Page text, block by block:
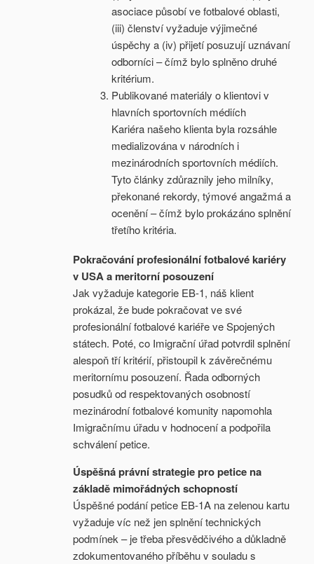
asociace působí ve fotbalové oblasti,
(iii) členství vyžaduje výjimečné
úspěchy a (iv) přijetí posuzují uznávaní
odborníci – čímž bylo splněno druhé
kritérium.
Publikované materiály o klientovi v
hlavních sportovních médiích
Kariéra našeho klienta byla rozsáhle
medializována v národních i
mezinárodních sportovních médiích.
Tyto články zdůraznily jeho milníky,
překonané rekordy, týmové angažmá a
ocenění – čímž bylo prokázáno splnění
třetího kritéria.
Pokračování profesionální fotbalové kariéry
v USA a meritorní posouzení
Jak vyžaduje kategorie EB-1, náš klient
prokázal, že bude pokračovat ve své
profesionální fotbalové kariéře ve Spojených
státech. Poté, co Imigrační úřad potvrdil splnění
alespoň tří kritérií, přistoupil k závěrečnému
meritornímu posouzení. Řada odborných
posudků od respektovaných osobností
mezinárodní fotbalové komunity napomohla
Imigračnímu úřadu v hodnocení a podpořila
schválení petice.
Úspěšná právní strategie pro petice na
základě mimořádných schopností
Úspěšné podání petice EB-1A na zelenou kartu
vyžaduje víc než jen splnění technických
podmínek – je třeba přesvědčivého a důkladně
zdokumentovaného příběhu v souladu s